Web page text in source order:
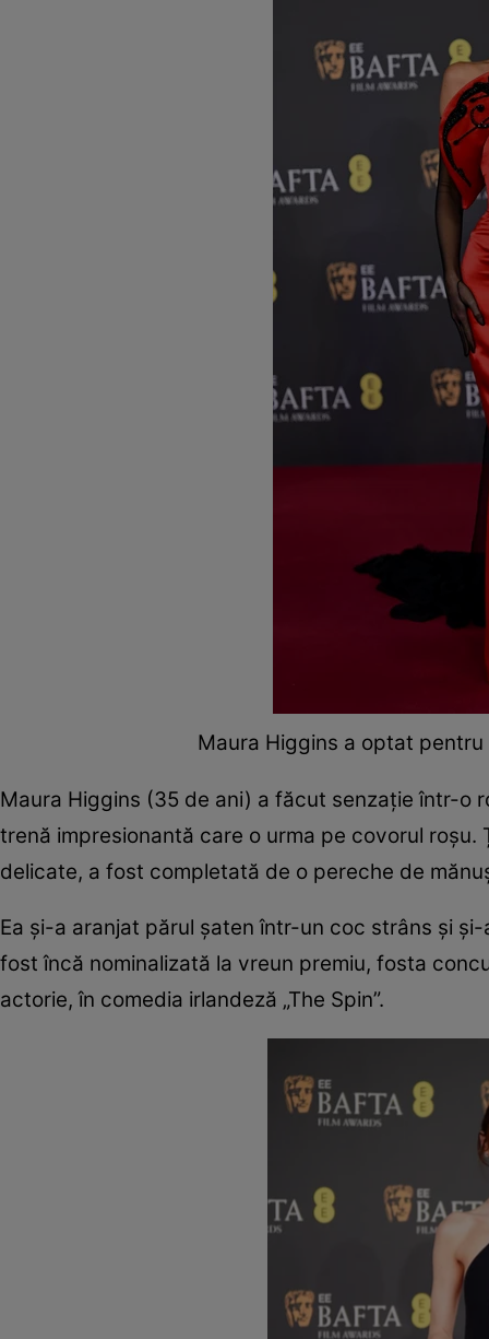
Maura Higgins a optat
Maura Higgins (35 de ani) a făcut senzație într-o
trenă impresionantă care o urma pe covorul
delicate, a fost completată de o pereche de
Ea și-a aranjat părul șaten într-un coc strâns și
fost încă nominalizată la vreun premiu, fosta
actorie, în comedia irlandeză „The Spin”.